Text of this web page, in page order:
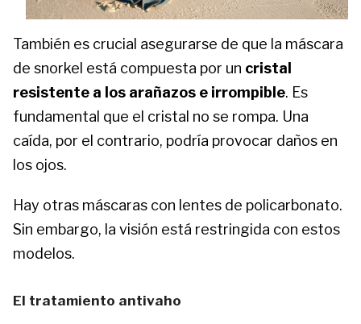
También es crucial asegurarse de que la máscara
de snorkel está compuesta por un cristal
resistente a los arañazos e irrompible. Es
fundamental que el cristal no se rompa. Una
caída, por el contrario, podría provocar daños en
los ojos.
Hay otras máscaras con lentes de policarbonato.
Sin embargo, la visión está restringida con estos
modelos.
El tratamiento antivaho